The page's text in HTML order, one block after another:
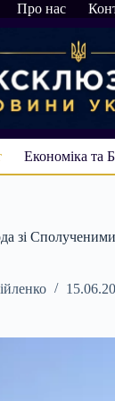
Про нас
Економіка та
зі